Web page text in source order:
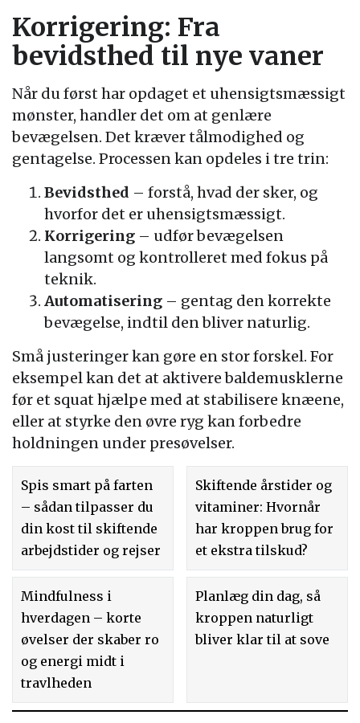
Korrigering: Fra
bevidsthed til nye vaner
Når du først har opdaget et uhensigtsmæssigt
mønster, handler det om at genlære
bevægelsen. Det kræver tålmodighed og
gentagelse. Processen kan opdeles i tre trin:
Bevidsthed – forstå, hvad der sker, og
hvorfor det er uhensigtsmæssigt.
Korrigering – udfør bevægelsen
langsomt og kontrolleret med fokus på
teknik.
Automatisering – gentag den korrekte
bevægelse, indtil den bliver naturlig.
Små justeringer kan gøre en stor forskel. For
eksempel kan det at aktivere baldemusklerne
før et squat hjælpe med at stabilisere knæene,
eller at styrke den øvre ryg kan forbedre
holdningen under presøvelser.
Spis smart på farten
– sådan tilpasser du
din kost til skiftende
arbejdstider og rejser
Skiftende årstider og
vitaminer: Hvornår
har kroppen brug for
et ekstra tilskud?
Mindfulness i
hverdagen – korte
øvelser der skaber ro
og energi midt i
travlheden
Planlæg din dag, så
kroppen naturligt
bliver klar til at sove